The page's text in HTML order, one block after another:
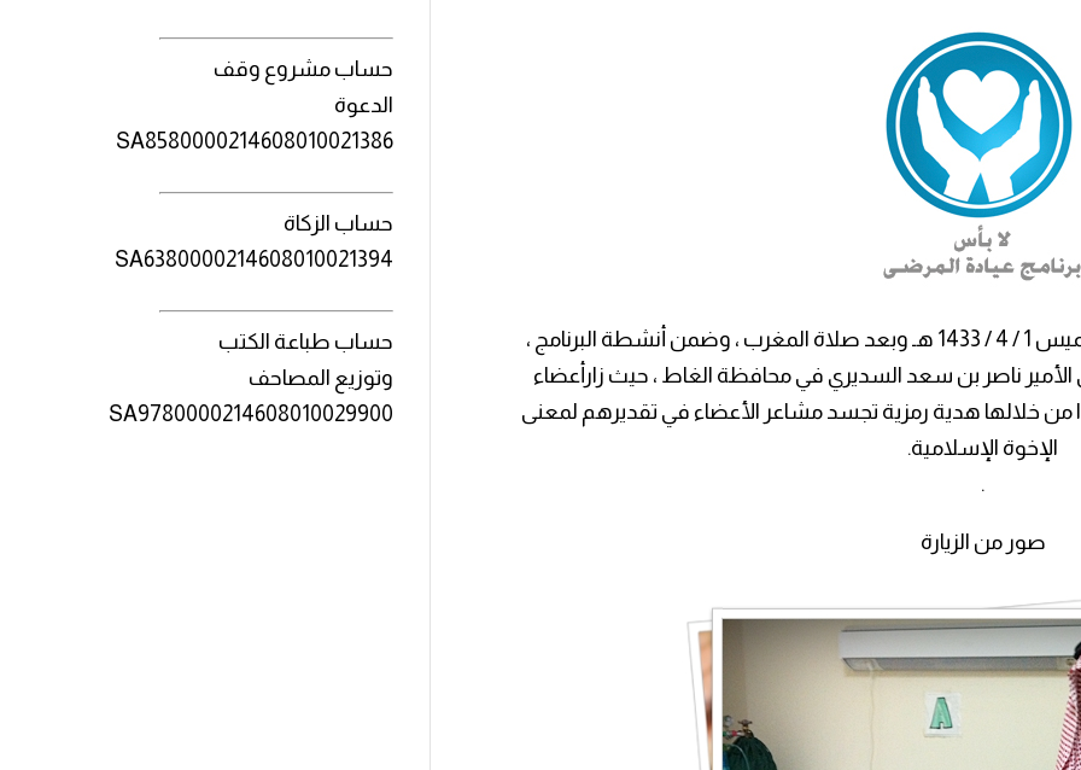
قام برنامج عيادة المرضى ” لا بـأس” يوم الخميس 1 / 4 / 1433 هـ وبعد صلاة المغرب ، وضمن أنشطة البرنامج ،
الأمير ناصر بن سعد السديري في محافظة الغاط ، حيث زارأعضاء
من خلالها هدية رمزية تجسد مشاعر الأعضاء في تقديرهم لمعنى
الإخوة الإسلامية.
.
صور من الزيارة
حساب مشروع وقف
الدعوة
SA8580000214608010021386
حساب الزكاة
SA6380000214608010021394
حساب طباعة الكتب
وتوزيع المصاحف
SA9780000214608010029900